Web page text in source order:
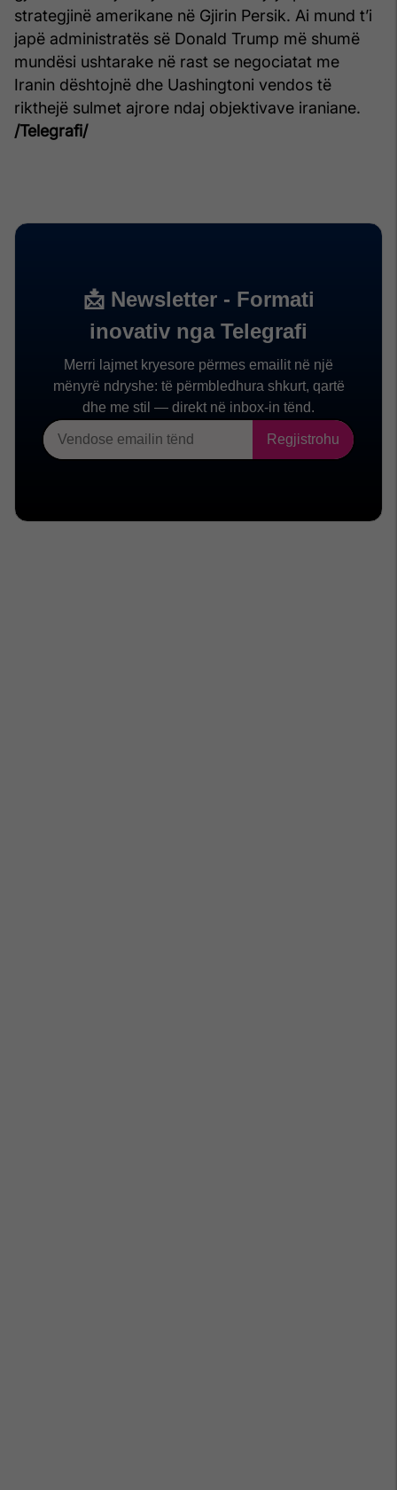
strategjinë amerikane në Gjirin Persik. Ai mund t’i
japë administratës së Donald Trump më shumë
mundësi ushtarake në rast se negociatat me
Iranin dështojnë dhe Uashingtoni vendos të
rikthejë sulmet ajrore ndaj objektivave iraniane.
/Telegrafi/